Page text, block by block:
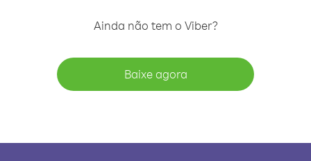
Ainda não tem o Viber?
Baixe agora